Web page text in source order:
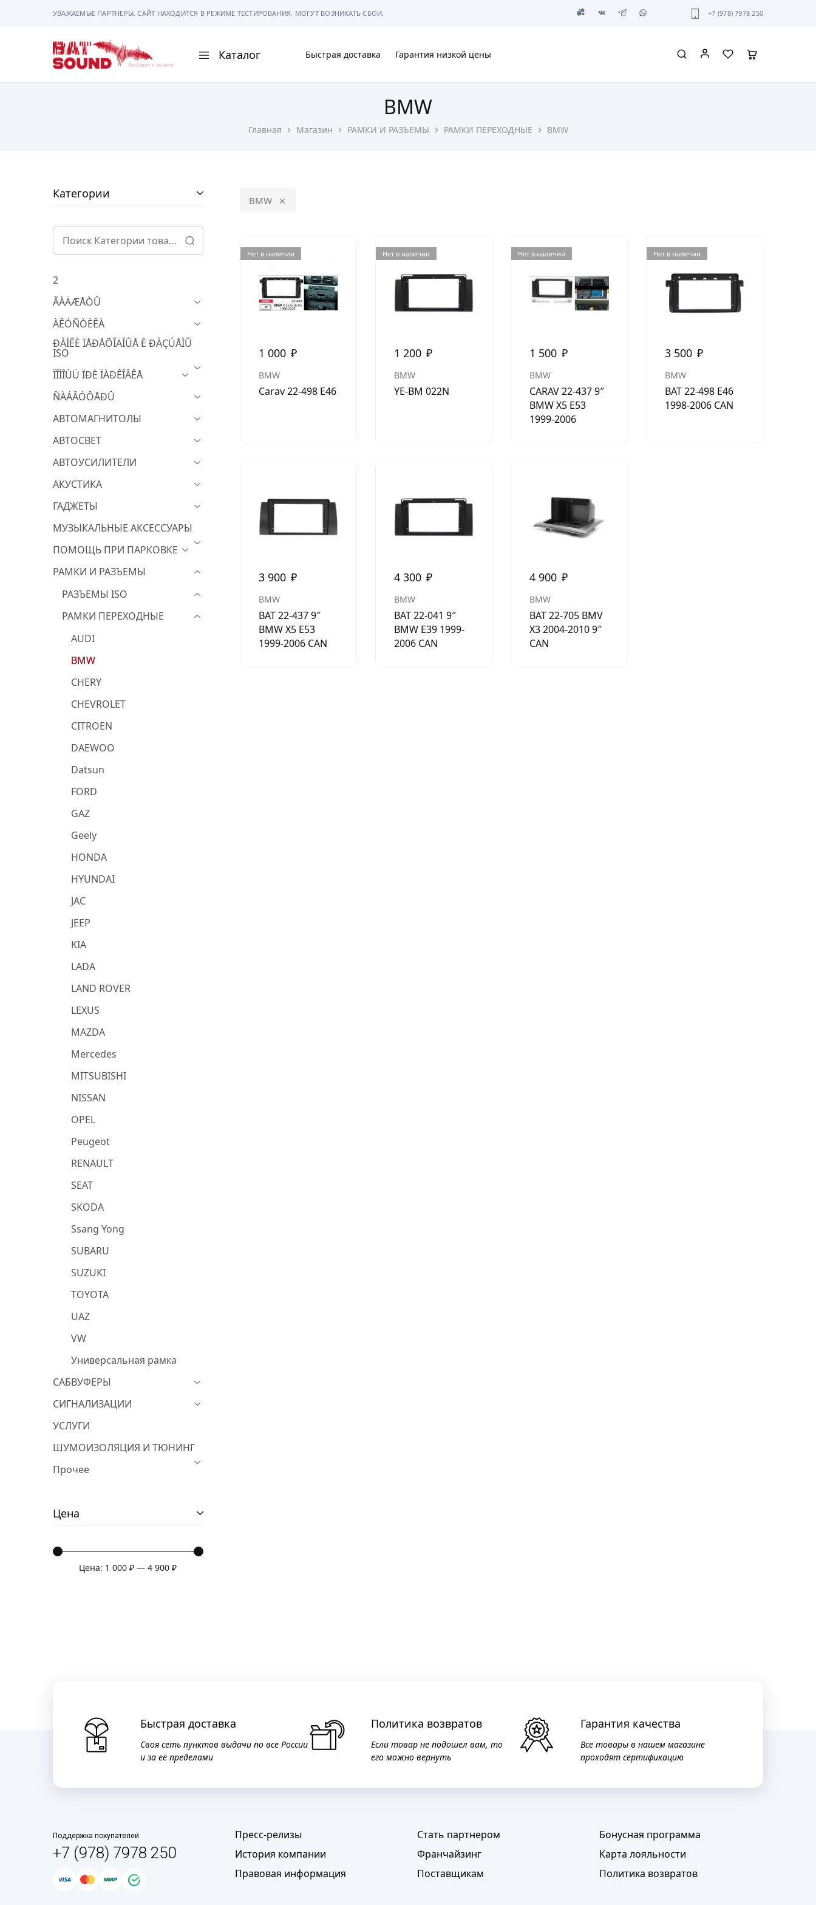
УВАЖАЕМЫЕ ПАРТНЕРЫ, САЙТ НАХОДИТСЯ В РЕЖИМЕ ТЕСТИРОВАНИЯ, МОГУТ ВОЗНИКАТЬ СБОИ. +7 (978) 7978 250
BAT
Sound
Каталог
ГАДЖЕТЫ
СИГНАЛИЗАЦИИ
ПОМОЩЬ ПРИ ПАРКОВКЕ
МУЗЫКАЛЬНЫЕ АКСЕССУАРЫ
АВТОУСИЛИТЕЛИ
ШУМОИЗОЛЯЦИЯ
КОВРИКИ и ХИМИЯ
Быстрая доставка Гарантия низкой цены
Главная Магазин РАМКИ И РАЗЪЕМЫ РАМКИ ПЕРЕХОДНЫЕ BMW
BMW
BMW
Нет в наличии
1 000 ₽
BMW
Carav 22-498 E46
Нет в наличии
1 200 ₽
BMW
YE-BM 022N
Нет в наличии
1 500 ₽
BMW
CARAV 22-437 9″
BMW X5 E53
1999-2006
Нет в наличии
3 500 ₽
BMW
BAT 22-498 E46
1998-2006 CAN
3 900 ₽
BMW
BAT 22-437 9″
BMW X5 E53
1999-2006 CAN
4 300 ₽
BMW
BAT 22-041 9″
BMW E39 1999-
2006 CAN
4 900 ₽
BMW
BAT 22-705 BMV
X3 2004-2010 9″
CAN
Категории
2
ÃÀÄÆÅÒÛ
ÀÊÓÑÒÈÊÀ
ÐÀÌÊÈ ÏÅÐÅÕÎÄÍÛÅ È ÐÀÇÚÅÌÛ
ISO
ÏÎÌÎÙÜ ÏÐÈ ÏÀÐÊÎÂÊÅ
ÑÀÁÂÓÔÅÐÛ
АВТОМАГНИТОЛЫ
АВТОСВЕТ
АВТОУСИЛИТЕЛИ
АКУСТИКА
ГАДЖЕТЫ
МУЗЫКАЛЬНЫЕ АКСЕССУАРЫ
ПОМОЩЬ ПРИ ПАРКОВКЕ
РАМКИ И РАЗЪЕМЫ
РАЗЪЕМЫ ISO
РАМКИ ПЕРЕХОДНЫЕ
AUDI
BMW
CHERY
CHEVROLET
CITROEN
DAEWOO
Datsun
FORD
GAZ
Geely
HONDA
HYUNDAI
JAC
JEEP
KIA
LADA
LAND ROVER
LEXUS
MAZDA
Mercedes
MITSUBISHI
NISSAN
OPEL
Peugeot
RENAULT
SEAT
SKODA
Ssang Yong
SUBARU
SUZUKI
TOYOTA
UAZ
VW
Универсальная рамка
САБВУФЕРЫ
СИГНАЛИЗАЦИИ
УСЛУГИ
ШУМОИЗОЛЯЦИЯ И ТЮНИНГ
Прочее
Цена
Цена: 1 000 ₽ —4 900 ₽
Быстрая доставка
Своя сеть пунктов выдачи по все России
и за её пределами
Политика возвратов
Если товар не подошел вам, то
его можно вернуть
Гарантия качества
Все товары в нашем магазине
проходят сертификацию
Поддержка покупателей
+7 (978) 7978 250
Пресс-релизы
История компании
Правовая информация
Стать партнером
Франчайзинг
Поставщикам
Бонусная программа
Карта лояльности
Политика возвратов